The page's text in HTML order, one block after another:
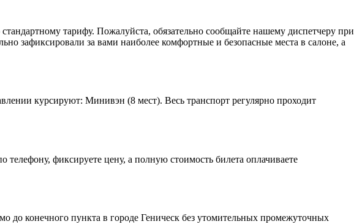
тарифу. Пожалуйста, обязательно сообщайте нашему диспетчеру при
зафиксировали за вами наиболее комфортные и безопасные места в салоне, а
курсируют: Минивэн (8 мест). Весь транспорт регулярно проходит
фиксируете цену, а полную стоимость билета оплачиваете
до конечного пункта в городе Геническ без утомительных промежуточных